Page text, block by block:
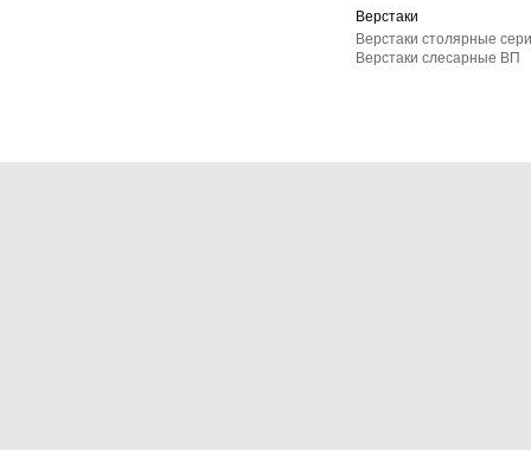
Верстаки
Верстаки столярные
Верстаки слесарные ВП